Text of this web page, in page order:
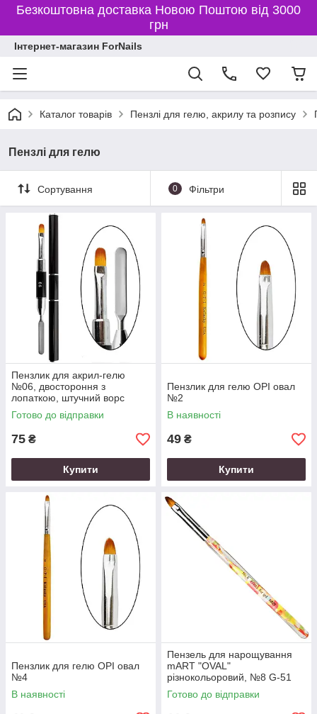
Безкоштовна доставка Новою Поштою від 3000
грн
Інтернет-магазин ForNails
Каталог товарів Пензлі для гелю, акрилу та розпису
Пензлі для гелю
Сортування 0 Фільтри
Пензлик для акрил-гелю
№06, двостороння з
лопаткою, штучний ворс
Готово до відправки
75 ₴
Купити
Пензлик для гелю OPI овал
№2
В наявності
49 ₴
Купити
Пензлик для гелю OPI овал
№4
В наявності
Пензель для нарощування
mART "OVAL"
різнокольоровий, №8 G-51
Готово до відправки